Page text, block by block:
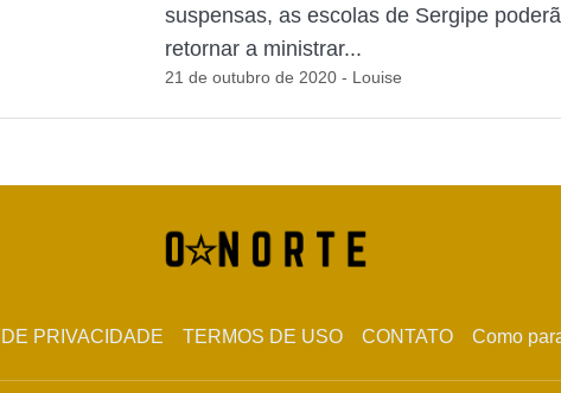
suspensas, as escolas de Sergipe
retornar a ministrar...
21 de outubro de 2020 - Louise
PRIVACIDADE TERMOS DE USO CONTATO Como